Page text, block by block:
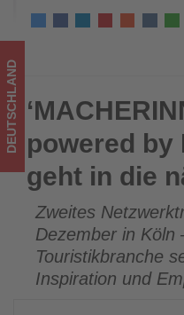
nächste
Runde
-
Wissen,
was
im
Tourismus
los
ist!
‘MACHERINNEN #Touristik
nächste Runde
DEUTSCHLAND powered by
geht in die
Zweites
Dezember in Köln
Touristikbranche
Inspiration und